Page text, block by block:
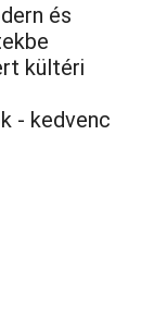
és
kültéri
- kedvenc